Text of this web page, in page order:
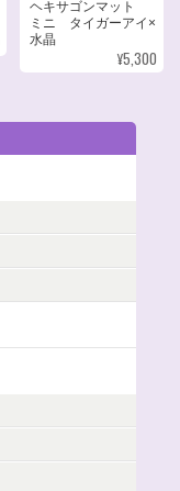
ヘキサゴンマット
ミニ タイガーアイ×
水晶
¥5,300